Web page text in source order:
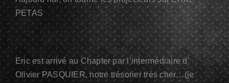
PETAS
Eric est arrivé au Chapter par l’intermédiaire d’
Olivier PASQUIER, notre trésorier très cher…(je